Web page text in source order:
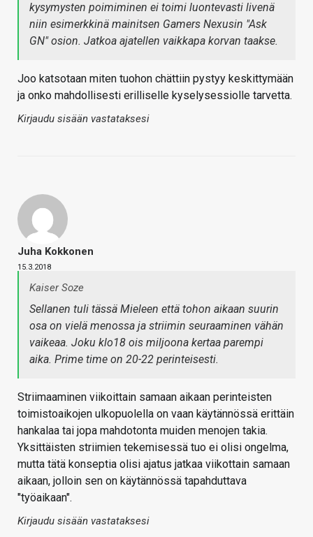
kysymysten poimiminen ei toimi luontevasti livenä
niin esimerkkinä mainitsen Gamers Nexusin "Ask
GN" osion. Jatkoa ajatellen vaikkapa korvan taakse.
Joo katsotaan miten tuohon chättiin pystyy keskittymään
ja onko mahdollisesti erilliselle kyselysessiolle tarvetta.
Kirjaudu sisään vastataksesi
Juha Kokkonen
15.3.2018
Kaiser Soze
Sellanen tuli tässä Mieleen että tohon aikaan suurin
osa on vielä menossa ja striimin seuraaminen vähän
vaikeaa. Joku klo18 ois miljoona kertaa parempi
aika. Prime time on 20-22 perinteisesti.
Striimaaminen viikoittain samaan aikaan perinteisten
toimistoaikojen ulkopuolella on vaan käytännössä erittäin
hankalaa tai jopa mahdotonta muiden menojen takia.
Yksittäisten striimien tekemisessä tuo ei olisi ongelma,
mutta tätä konseptia olisi ajatus jatkaa viikottain samaan
aikaan, jolloin sen on käytännössä tapahduttava
"työaikaan".
Kirjaudu sisään vastataksesi